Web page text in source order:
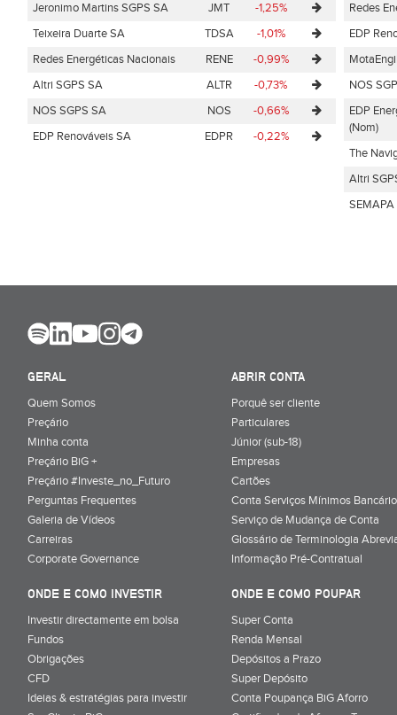
Jeronimo Martins SGPS SA
JMT
-1,25%
Teixeira Duarte SA
TDSA
-1,01%
Redes Energéticas Nacionais
RENE
-0,99%
Altri SGPS SA
ALTR
-0,73%
NOS SGPS SA
NOS
-0,66%
EDP Renováveis SA
EDPR -0,22%
Redes
EDP
NOS
EDP
(Nom)
The
Altri
SEMAPA
GERAL
Quem Somos
Preçário
Minha conta
Preçário BiG +
Preçário #Investe_no_Futuro
Perguntas Frequentes
Galeria de Vídeos
Carreiras
Corporate Governance
ABRIR CONTA
Porquê ser cliente
Particulares
Júnior (sub-18)
Empresas
Cartões
Conta Serviços Mínimos
Serviço de Mudança de Conta
Glossário de Terminologia
Informação Pré-Contratual
ONDE E COMO INVESTIR
Investir directamente em bolsa
Fundos
Obrigações
CFD
Ideias & estratégias para investir
ONDE E COMO POUPAR
Super Conta
Renda Mensal
Depósitos a Prazo
Super Depósito
Conta Poupança BiG Aforro